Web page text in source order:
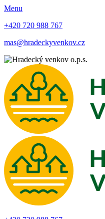
Menu
+420 720 988 767
mas@hradeckyvenkov.cz